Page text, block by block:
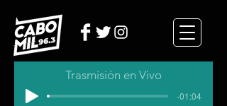
Trasmisión en Vivo
-01:04